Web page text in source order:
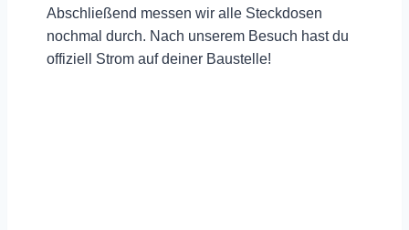
Abschließend messen wir alle Steckdosen
nochmal durch. Nach unserem Besuch hast du
offiziell Strom auf deiner Baustelle!